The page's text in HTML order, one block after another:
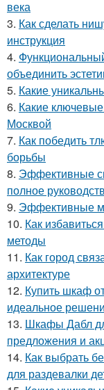
века
3. Как сделать
инструкция
4.
объединить
5. Какие
6. Какие
Москвой
7. Как победить
борьбы
8. Эффективные
полное
9. Эффективные
10. Как
методы
11. Как город
архитектуре
12. Купить шкаф
идеальное
13. Шкафы Дабл
предложения и
14. Как выбрать
для раздевалки